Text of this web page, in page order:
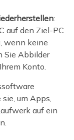
:
auf den Ziel-PC
wenn keine
Sie Abbilder
Konto.
um Apps,
auf ein